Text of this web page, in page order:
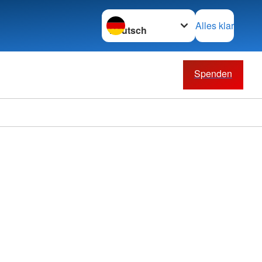
Sprache wechseln zu
Alles klar
Spenden